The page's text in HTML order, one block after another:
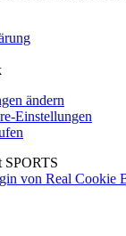
ändern
Einstellungen
von Real Cookie